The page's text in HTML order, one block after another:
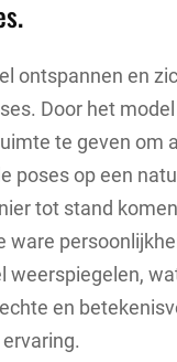
ontspannen en
Door het
te geven om
poses op een
tot stand
ware
weerspiegelen,
en